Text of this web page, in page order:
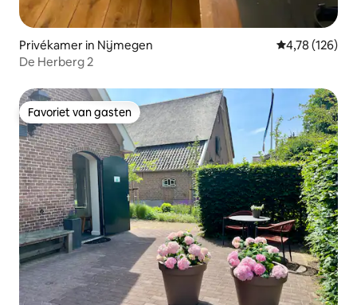
Privékamer in Nijmegen Gemiddelde
4,78 (126)
De Herberg 2
Favoriet van gasten
Favoriet van gasten